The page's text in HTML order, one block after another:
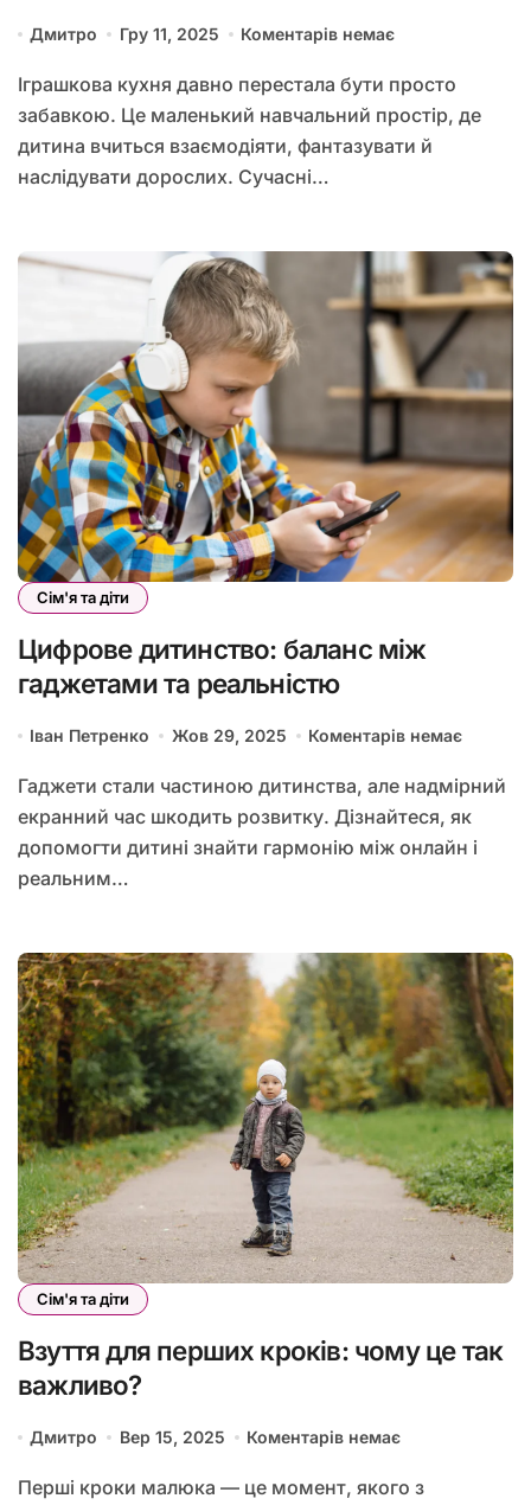
Дмитро Гру 11, 2025 Коментарів немає
Іграшкова кухня давно перестала бути просто
забавкою. Це маленький навчальний простір, де
дитина вчиться взаємодіяти, фантазувати й
наслідувати дорослих. Сучасні…
Сім'я та діти
Цифрове дитинство: баланс між
гаджетами та реальністю
Іван Петренко Жов 29, 2025 Коментарів немає
Гаджети стали частиною дитинства, але надмірний
екранний час шкодить розвитку. Дізнайтеся, як
допомогти дитині знайти гармонію між онлайн і
реальним…
Сім'я та діти
Взуття для перших кроків: чому це так
важливо?
Дмитро Вер 15, 2025 Коментарів немає
Перші кроки малюка — це момент, якого з